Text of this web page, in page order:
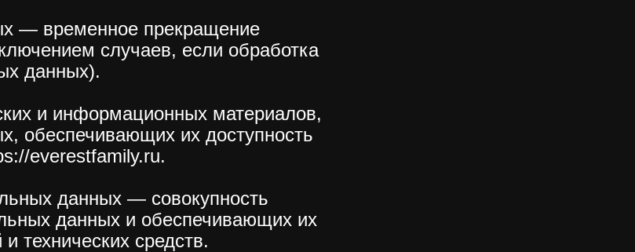
— временное прекращение
случаев, если обработка
данных).
и информационных материалов,
обеспечивающих их доступность
everestfamily.ru.
данных — совокупность
данных и обеспечивающих их
технических средств.